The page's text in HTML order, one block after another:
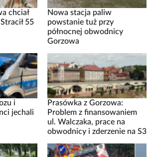
chciał
55
Nowa stacja paliw
powstanie tuż przy
północnej obwodnicy
Gorzowa
i
jechali
Prasówka z Gorzowa:
Problem z finansowaniem
ul. Walczaka, prace na
obwodnicy i zderzenie na S3